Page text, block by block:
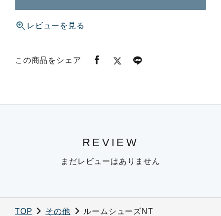
レビューを見る
この商品をシェア
REVIEW
まだレビューはありません
TOP その他 ルームシューズNT